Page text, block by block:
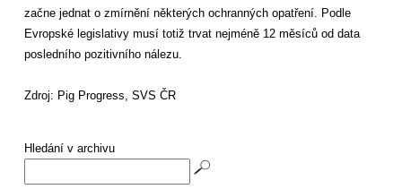
začne jednat o zmírnění některých ochranných opatření. Podle
Evropské legislativy musí totiž trvat nejméně 12 měsíců od data
posledního pozitivního nálezu.
Zdroj: Pig Progress, SVS ČR
Hledání v archivu